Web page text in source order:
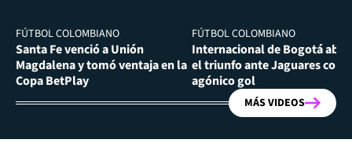
FÚTBOL COLOMBIANO
Santa Fe venció a Unión
Magdalena y tomó ventaja en la
Copa BetPlay
FÚTBOL COLOMBIANO
Internacional de Bogotá
el triunfo ante Jaguares con
agónico gol
MÁS VIDEOS